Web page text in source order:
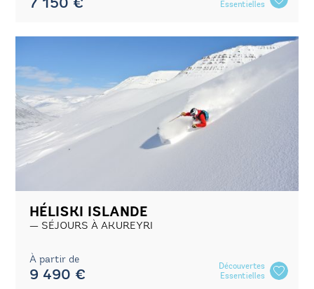
Essentielles
HÉLISKI ISLANDE
SÉJOURS À AKUREYRI
À partir de
9 490 €
Découvertes
Essentielles